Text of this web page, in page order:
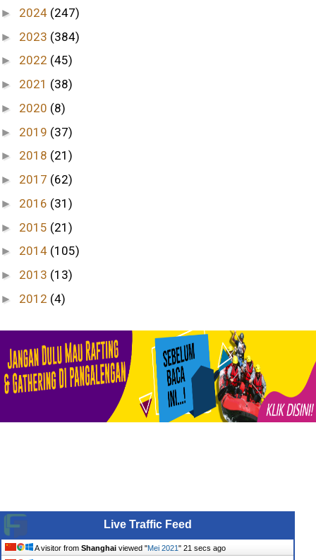
► 2024 (247)
► 2023 (384)
► 2022 (45)
► 2021 (38)
► 2020 (8)
► 2019 (37)
► 2018 (21)
► 2017 (62)
► 2016 (31)
► 2015 (21)
► 2014 (105)
► 2013 (13)
► 2012 (4)
Live Traffic Feed
A visitor from Shanghai viewed "Mei 2021" 22 secs ago